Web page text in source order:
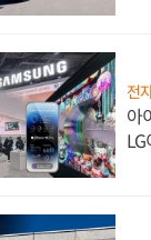
전
아